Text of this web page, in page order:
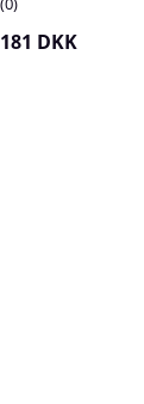
181 DKK